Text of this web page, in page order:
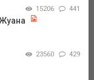
15206 441
23560 429